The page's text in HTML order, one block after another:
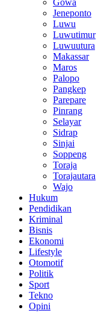
Gowa
Jeneponto
Luwu
Luwutimur
Luwuutura
Makassar
Maros
Palopo
Pangkep
Parepare
Pinrang
Selayar
Sidrap
Sinjai
Soppeng
Toraja
Torajautara
Wajo
Hukum
Pendidikan
Kriminal
Bisnis
Ekonomi
Lifestyle
Otomotif
Politik
Sport
Tekno
Opini